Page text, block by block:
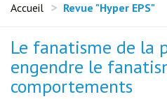
Accueil Revue "Hyper EPS"
Le fanatisme de la
engendre le
comportements